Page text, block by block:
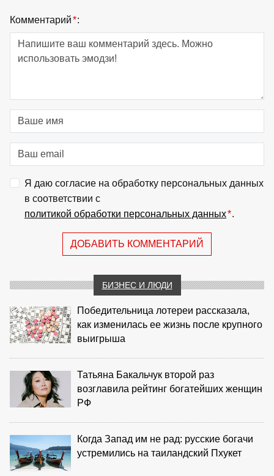
Комментарий*:
Я даю согласие на обработку персональных данных
в соответствии с
политикой обработки персональных данных*.
ДОБАВИТЬ КОММЕНТАРИЙ
БИЗНЕС И ЛЮДИ
Победительница лотереи рассказала,
как изменилась ее жизнь после крупного
выигрыша
Татьяна Бакальчук второй раз
возглавила рейтинг богатейших женщин
РФ
Когда Запад им не рад: русские богачи
устремились на таиландский Пхукет